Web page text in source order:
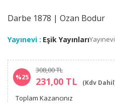
Darbe 1878 | Ozan Bodur
Yayınevi : Eşik Yayınları
%25
308,00 TL
231,00 TL (Kdv
Toplam Kazancınız